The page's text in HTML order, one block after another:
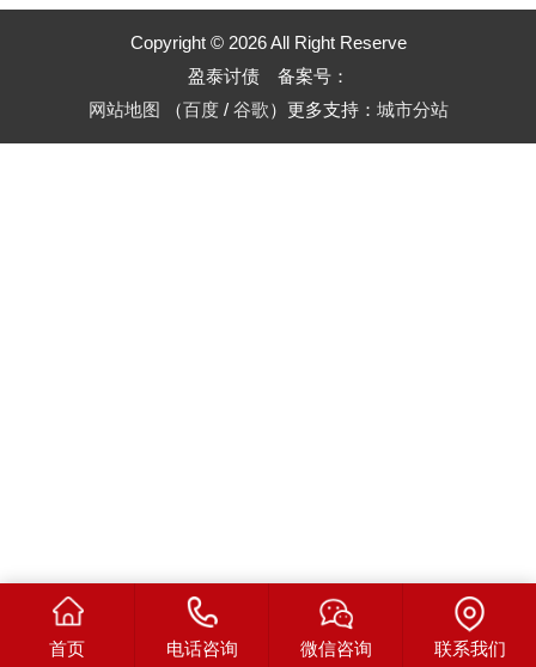
Copyright © 2026 All Right Reserve
盈泰讨债 备案号：
网站地图 （百度/ 谷歌）更多支持： 城市分站
首页 电话咨询 微信咨询 联系我们